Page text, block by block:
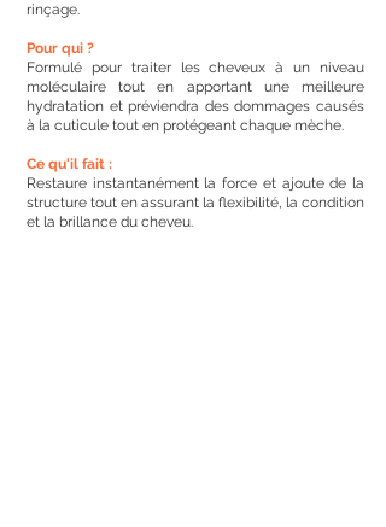
rinçage.
Pour qui ?
Formulé pour traiter les cheveux à un niveau
moléculaire tout en apportant une meilleure
hydratation et préviendra des dommages causés
à la cuticule tout en protégeant chaque mèche.
Ce qu'il fait :
Restaure instantanément la force et ajoute de la
structure tout en assurant la flexibilité, la condition
et la brillance du cheveu.